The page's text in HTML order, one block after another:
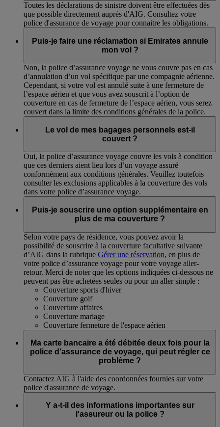
Toutes les déclarations de sinistre doivent être effectuées dès
que possible directement auprès d'AIG. Consultez votre
police d'assurance de voyage pour connaitre les obligations.
Puis-je faire une réclamation si Emirates annule
mon vol ?
Non, la police d’assurance voyage ne vous couvre pas en cas
d’annulation d’un vol spécifique par une compagnie aérienne.
Cependant, si votre vol est annulé suite à une fermeture de
l’espace aérien et que vous avez souscrit à l’option de
couverture en cas de fermeture de l’espace aérien, vous serez
couvert dans la limite des conditions générales de la police.
Le vol de mes bagages personnels est-il
couvert ?
Oui, la police d’assurance voyage couvre les vols à condition
que ces derniers aient lieu lors d’un voyage assuré
conformément aux conditions générales. Veuillez toutefois
consulter les exclusions applicables à la couverture des vols
dans votre police d’assurance voyage.
Puis-je souscrire une option supplémentaire en
plus de ma couverture ?
Selon votre pays de résidence, vous pouvez avoir la
possibilité de souscrire à la couverture facultative suivante
d’AIG dans la rubrique Gérer une réservation, en plus de
votre police d’assurance voyage pour votre voyage aller-
retour. Merci de noter que les options indiquées ci-dessous ne
peuvent pas être achetées seules ou pour un aller simple :
Couverture sports d'hiver
Couverture golf
Couverture affaires
Couverture mariage
Couverture fermeture de l'espace aérien
Ma carte bancaire a été débitée deux fois pour la
police d'assurance de voyage, qui peut régler ce
problème ?
Contactez AIG à l'aide des coordonnées fournies sur votre
police d'assurance de voyage.
Y a-t-il des informations importantes sur
l'assureur ou la police ?